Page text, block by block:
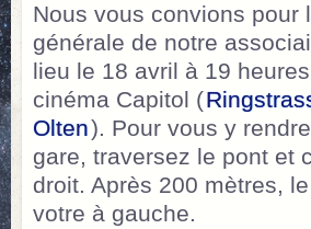
Nous vous convions pour
générale de notre
lieu le 18 avril à 19
cinéma Capitol (
Olten). Pour vous y
gare, traversez le pont et
droit. Après 200 mètres,
votre à gauche.